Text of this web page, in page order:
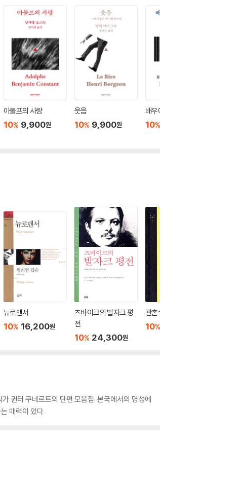
아돌프의 사랑
10% 9,900원
웃음
10% 9,900원
배우에 관한 역설
10%
뉴로맨서
10% 16,200원
츠바이크의 발자크 평
전
10% 24,300원
관촌수필
10%
귄터 쿠네르트의 단편 모음집. 본국에서의 명성에
매력이 있다.